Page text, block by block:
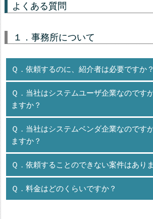
よくある質問
１．事務所について
Ｑ．依頼するのに、紹介者は必要ですか？
Ｑ．当社はシステムユーザ企業なのです
ますか？
Ｑ．当社はシステムベンダ企業なのです
ますか？
Ｑ．依頼することのできない案件はあり
Ｑ．料金はどのくらいですか？